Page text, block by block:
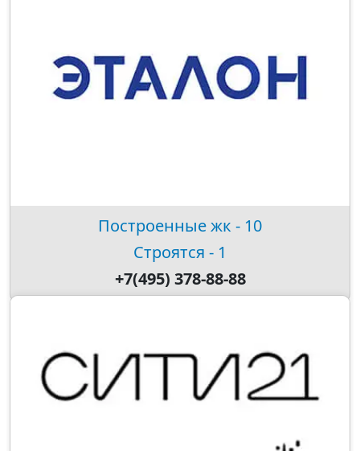
Построенные жк - 10
Строятся - 1
+7(495) 378-88-88